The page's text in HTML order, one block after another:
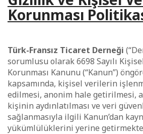
Korunması
Türk-Fransız Ticaret Derneği
sorumlusu olarak 6698 Sayılı
Korunması Kanunu (“Kanun”)
kapsamında, kişisel verilerin
edilmesi, anonim hale getirilmesi,
kişinin aydınlatılması ve veri
sağlanmasıyla ilgili Kanun’dan
yükümlülüklerini yerine